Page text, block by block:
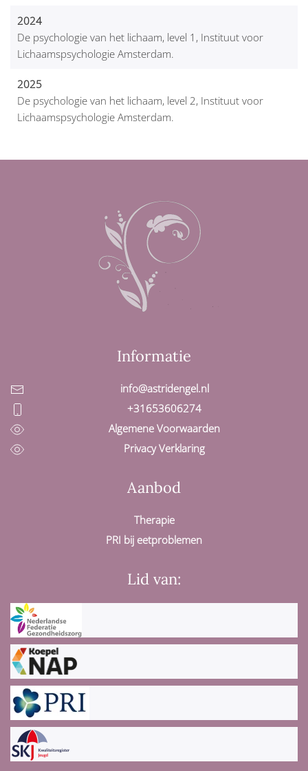
2024
De psychologie van het lichaam, level 1, Instituut voor
Lichaamspsychologie Amsterdam.
2025
De psychologie van het lichaam, level 2, Instituut voor
Lichaamspsychologie Amsterdam.
Informatie
info@astridengel.nl
+31653606274
Algemene Voorwaarden
Privacy Verklaring
Aanbod
Therapie
PRI bij eetproblemen
Lid van: